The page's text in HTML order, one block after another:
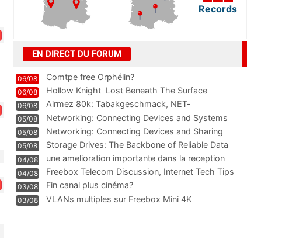
Records
EN DIRECT DU FORUM
06/08 Comtpe free Orphélin?
06/08 Hollow Knight  Lost Beneath The Surface
06/08
Airmez 80k: Tabakgeschmack, NET-
Technologie und Leistung im
05/08 Networking: Connecting Devices and Systems
05/08
Networking: Connecting Devices and Sharing
Information
05/08
Storage Drives: The Backbone of Reliable Data
Management
04/08
une amelioration importante dans la reception
WIFI
04/08
Freebox Telecom Discussion, Internet Tech Tips
Communi
03/08 Fin canal plus cinéma?
03/08 VLANs multiples sur Freebox Mini 4K